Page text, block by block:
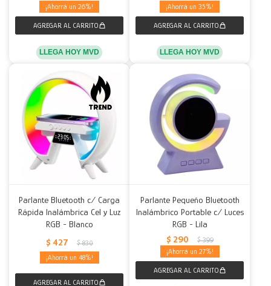
26
LLEGA HOY MVD
35
LLEGA HOY MVD
Parlante Bluetooth c/ Carga
Rápida Inalámbrica Cel y Luz
RGB - Blanco
$ 427 $ 830
48
Parlante Pequeño Bluetooth
Inalámbrico Portable c/ Luces
RGB - Lila
$ 290 $ 399
27